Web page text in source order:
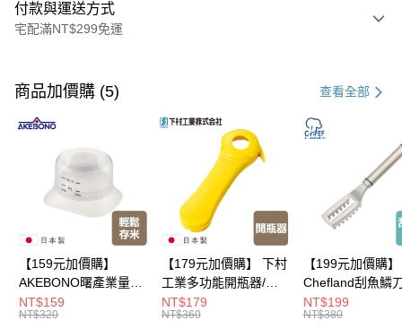
付款與運送方式
宅配滿NT$299免運
信用卡一次付款
超商取貨付款
LINE Pay
Apple Pay
Google Pay
全盈+PAY
大哥付你分期
商品加價購 (5) 查看全部
【159元加價購】
AKEBONO曙產業量米
杯漏斗組(白)/量米杯/
米桶/量米用具/任二件8
NT$159
NT$320
【179元加價購】 下村
工業多功能開瓶器/開
瓶器/餐廚用品/料理道
具/任二件8折
NT$179
NT$360
【199元加價購】
Chefland刮魚鱗
魚鱗器/廚房用品/
道具/任二件8折
NT$199
NT$380